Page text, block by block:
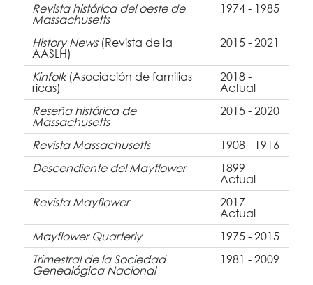
Revista histórica del oeste de
Massachusetts
1974 - 1985
History News(Revista de la
AASLH)
2015 - 2021
Kinfolk(Asociación de familias
ricas)
2018 -
Actual
Reseña histórica de
Massachusetts
2015 - 2020
Revista Massachusetts
1908 - 1916
Descendiente del Mayflower
1899 -
Actual
Revista Mayflower
2017 -
Actual
Mayflower Quarterly
1975 - 2015
Trimestral de la Sociedad
Genealógica Nacional
1981 - 2009